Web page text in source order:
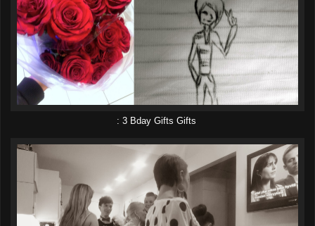
: 3 Bday Gifts Gifts